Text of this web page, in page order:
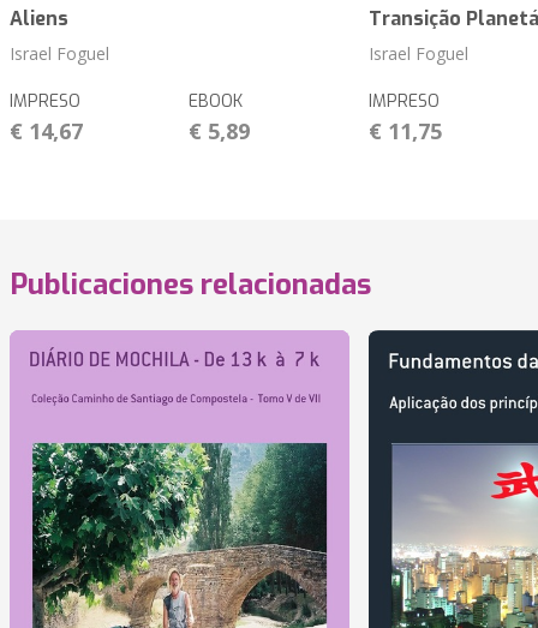
Aliens
Israel Foguel
IMPRESO
€ 14,67
EBOOK
€ 5,89
Transição
Israel Foguel
IMPRESO
€ 11,75
Publicaciones relacionadas